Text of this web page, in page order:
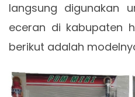
langsung digunakan
eceran di kabupaten
berikut adalah